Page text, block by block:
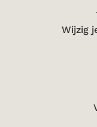
Wijzig